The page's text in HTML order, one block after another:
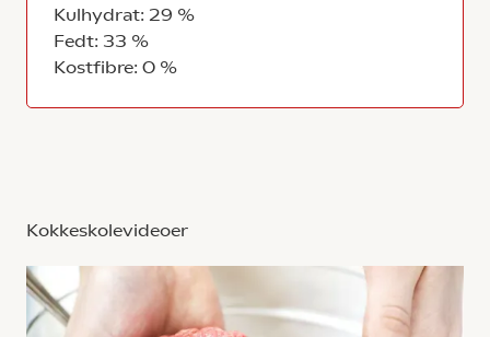
Kulhydrat: 29 %
Fedt: 33 %
Kostfibre: 0 %
Kokkeskolevideoer